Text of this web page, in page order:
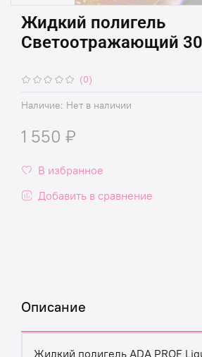
(0)
Наличие: Нет в наличии
Жидкий полигель
Светоотражающий
1 550 ₽
В избранное
Добавить в сравнение
Описание
Жидкий полигель ADA PROF